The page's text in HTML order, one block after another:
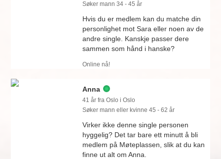
Søker mann 34 - 45 år
Hvis du er medlem kan du matche din
personlighet mot Sara eller noen av de
andre single. Kanskje passer dere
sammen som hånd i hanske?
Online nå!
Anna
41 år fra Oslo i Oslo
Søker mann eller kvinne 45 - 62 år
Virker ikke denne single personen
hyggelig? Det tar bare ett minutt å bli
medlem på Møteplassen, slik at du kan
finne ut alt om Anna.